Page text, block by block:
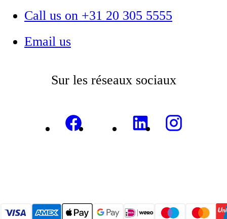
Call us on +31 20 305 5555
Email us
Sur les réseaux sociaux